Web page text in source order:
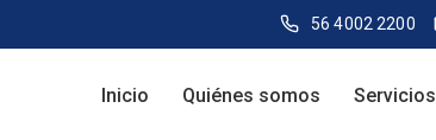
56 4002 2200
Inicio Quiénes somos Servicios